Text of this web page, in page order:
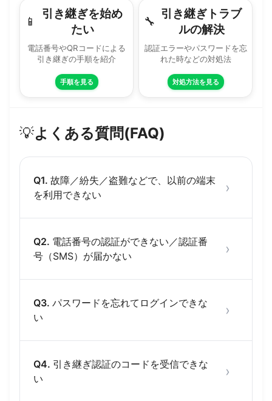
📱
引き継ぎを始め
たい
電話番号やQRコードによる
引き継ぎの手順を紹介
手順を見る
🔧
引き継ぎトラブ
ルの解決
認証エラーやパスワードを忘
れた時などの対処法
対処方法を見る
💡よくある質問(FAQ)
Q1. 故障／紛失／盗難などで、以前の端末
を利用できない
›
Q2. 電話番号の認証ができない／認証番
号（SMS）が届かない
›
Q3. パスワードを忘れてログインできな
い
›
Q4. 引き継ぎ認証のコードを受信できな
い
›